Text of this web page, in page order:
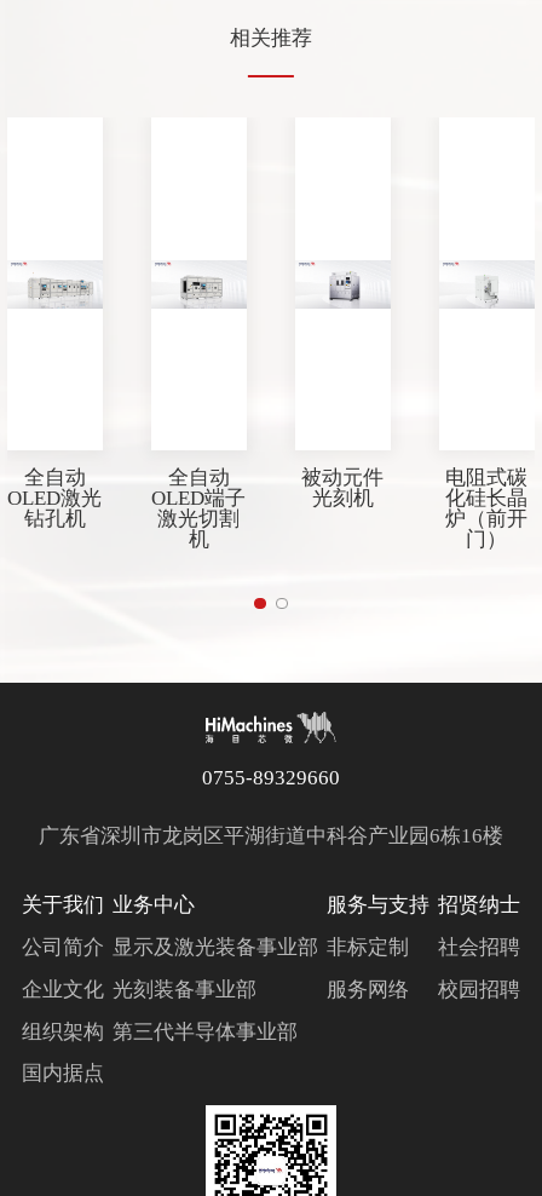
相关推荐
全自动
OLED激光
钻孔机
全自动
OLED端子
激光切割
机
被动元件
光刻机
电阻式碳
化硅长晶
炉（前开
门）
0755-89329660
广东省深圳市龙岗区平湖街道中科谷产业园6栋16楼
关于我们
公司简介
企业文化
组织架构
国内据点
业务中心
显示及激光装备事业部
光刻装备事业部
第三代半导体事业部
服务与支持
非标定制
服务网络
招贤纳士
社会招聘
校园招聘